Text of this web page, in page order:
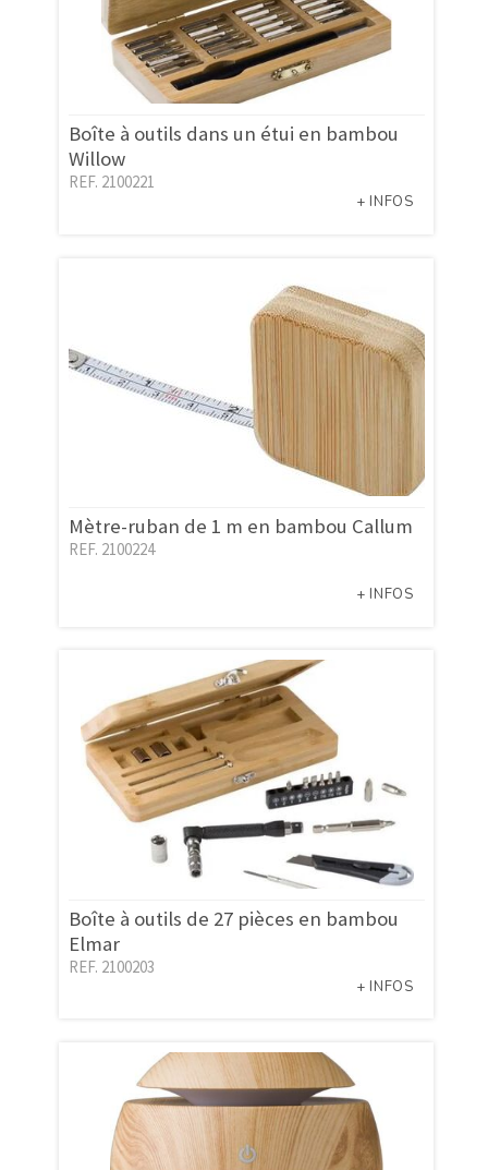
Boîte à outils dans un étui en bambou
Willow
REF. 2100221
+ INFOS
Mètre-ruban de 1 m en bambou Callum
REF. 2100224
+ INFOS
Boîte à outils de 27 pièces en bambou
Elmar
REF. 2100203
+ INFOS